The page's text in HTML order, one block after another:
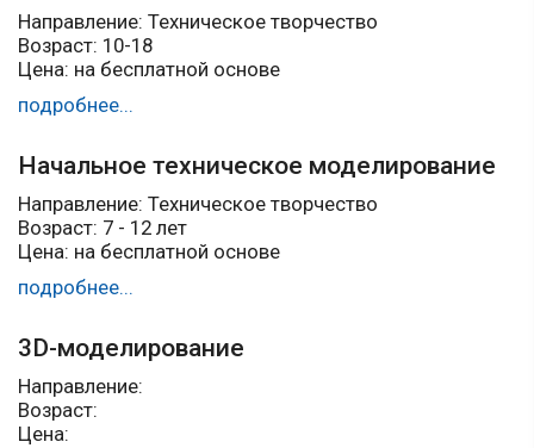
Направление: Техническое творчество
Возраст: 10-18
Цена: на бесплатной основе
подробнее...
Начальное техническое моделирование
Направление: Техническое творчество
Возраст: 7 - 12 лет
Цена: на бесплатной основе
подробнее...
3D-моделирование
Направление:
Возраст:
Цена: